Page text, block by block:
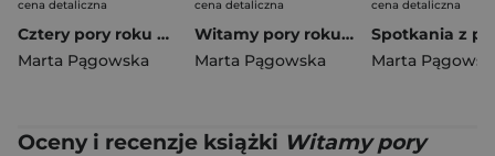
cena detaliczna
Cztery pory roku w świecie zwierząt Materiały dla uczniów z niepełnosprawnością Poznaję, pytam, wiem
Marta Pągowska
cena detaliczna
Witamy pory roku Zima materiały dla uczniów z niepełnosprawnością intelektualną
Marta Pągowska
cena detaliczna
Marta
Oceny i recenzje książki Witamy pory